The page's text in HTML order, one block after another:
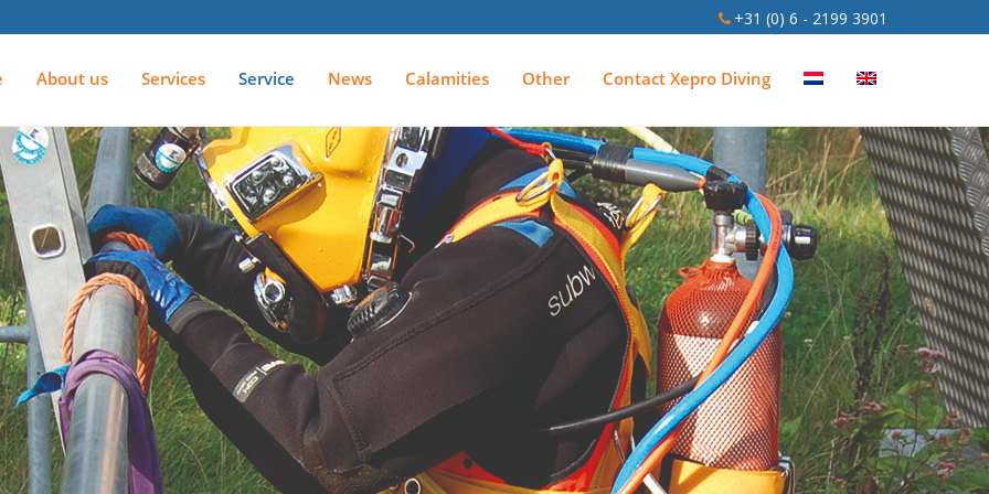
+31 (0) 6 - 2199 3901
About us Services Service News Calamities Other Contact Xepro Diving